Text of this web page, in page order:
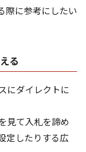
際に参考にしたい
る
にダイレクトに
見て入札を諦め
定したりする広